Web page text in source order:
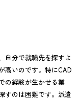
自分で就職先を探すよ
高いのです。特にCAD
の経験が生かせる業
すのは困難です。派遣